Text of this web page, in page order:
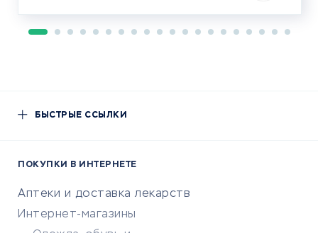
БЫСТРЫЕ ССЫЛКИ
ПОКУПКИ В ИНТЕРНЕТЕ
Аптеки и доставка лекарств
Интернет-магазины